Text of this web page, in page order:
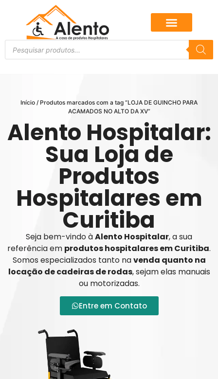
Início / Produtos marcados com a tag “LOJA DE GUINCHO PARA
ACAMADOS NO ALTO DA XV”
Alento Hospitalar:
Sua Loja de
Produtos
Hospitalares em
Curitiba
Seja bem-vindo àAlento Hospitalar, a sua
referência em produtos hospitalares em Curitiba.
Somos especializados tanto navenda quanto na
locação de cadeiras de rodas, sejam elas manuais
ou motorizadas.
Entre em Contato